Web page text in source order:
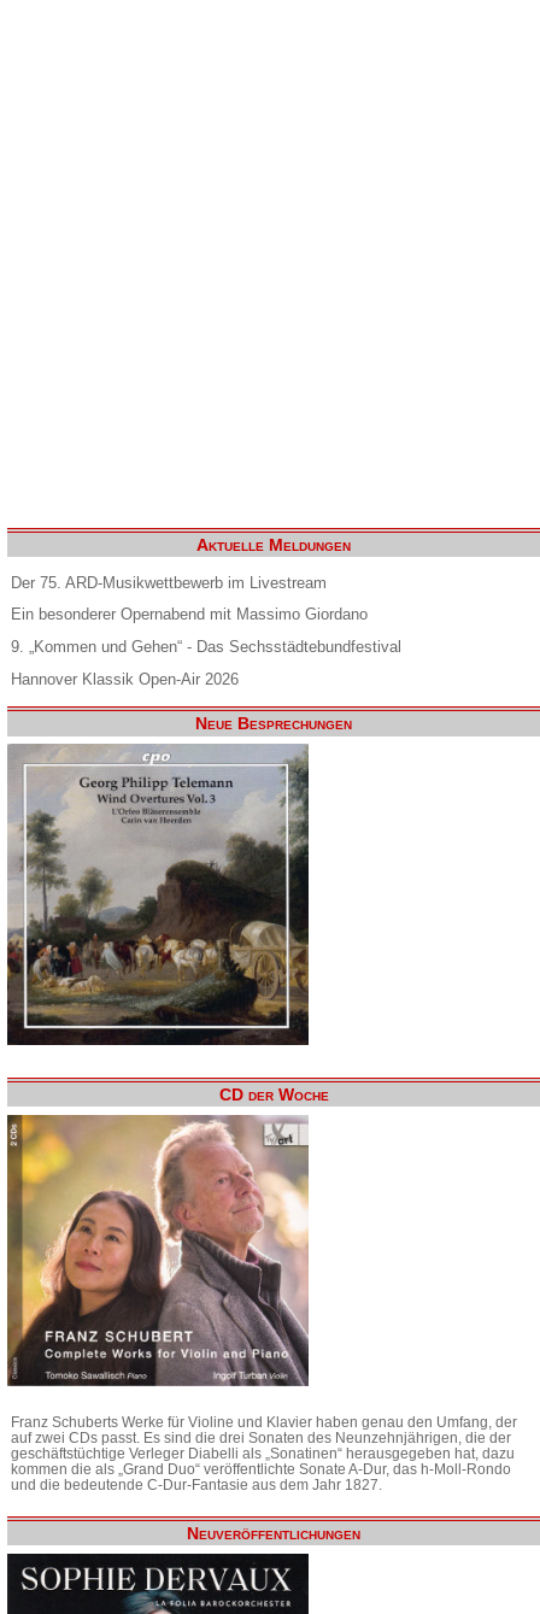
Aktuelle Meldungen
Der 75. ARD-Musikwettbewerb im Livestream
Ein besonderer Opernabend mit Massimo Giordano
9. „Kommen und Gehen“ - Das Sechsstädtebundfestival
Hannover Klassik Open-Air 2026
Neue Besprechungen
CD der Woche
Franz Schuberts Werke für Violine und Klavier haben genau den Umfang, der
auf zwei CDs passt. Es sind die drei Sonaten des Neunzehnjährigen, die der
geschäftstüchtige Verleger Diabelli als „Sonatinen“ herausgegeben hat, dazu
kommen die als „Grand Duo“ veröffentlichte Sonate A-Dur, das h-Moll-Rondo
und die bedeutende C-Dur-Fantasie aus dem Jahr 1827.
Neuveröffentlichungen